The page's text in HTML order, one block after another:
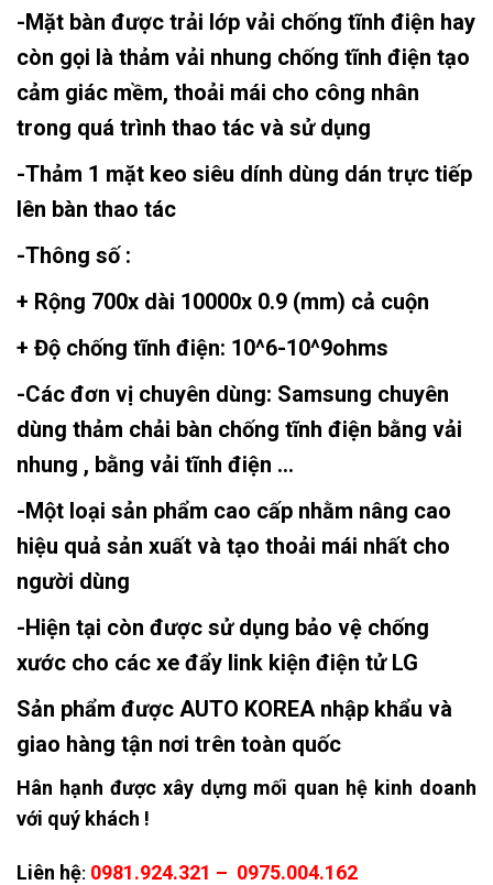
-Mặt bàn được trải lớp vải chống tĩnh điện hay
còn gọi là thảm vải nhung chống tĩnh điện tạo
cảm giác mềm, thoải mái cho công nhân
trong quá trình thao tác và sử dụng
-Thảm 1 mặt keo siêu dính dùng dán trực tiếp
lên bàn thao tác
-Thông số :
+ Rộng 700x dài 10000x 0.9 (mm) cả cuộn
+ Độ chống tĩnh điện: 10^6-10^9ohms
-Các đơn vị chuyên dùng: Samsung chuyên
dùng thảm chải bàn chống tĩnh điện bằng vải
nhung , bằng vải tĩnh điện …
-Một loại sản phẩm cao cấp nhằm nâng cao
hiệu quả sản xuất và tạo thoải mái nhất cho
người dùng
-Hiện tại còn được sử dụng bảo vệ chống
xước cho các xe đẩy link kiện điện tử LG
Sản phẩm được AUTO KOREA nhập khẩu và
giao hàng tận nơi trên toàn quốc
Hân hạnh được xây dựng mối quan hệ kinh doanh
với quý khách !
Liên hệ: 0981.924.321 – 0975.004.162